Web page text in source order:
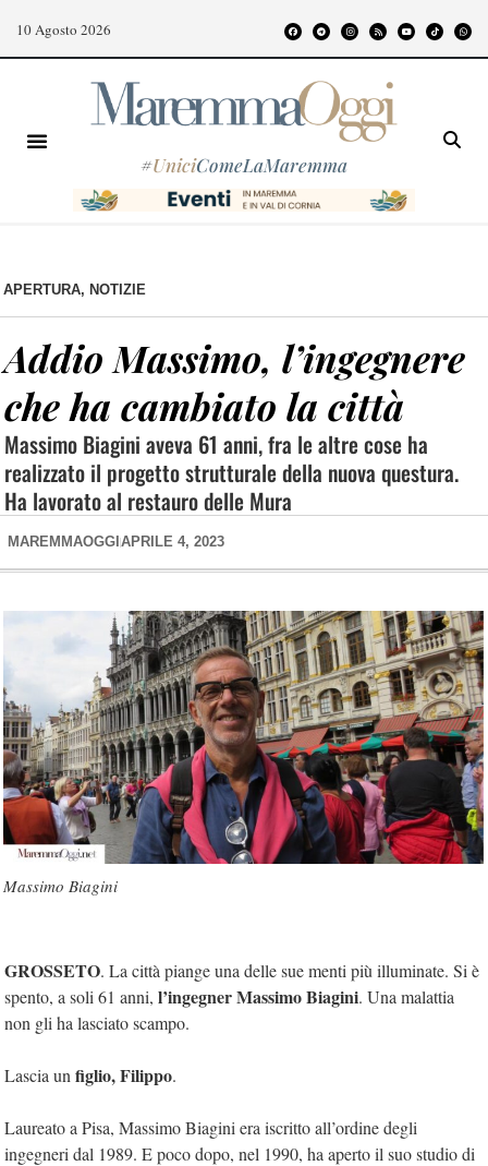
10 Agosto 2026
#UniciComeLaMaremma
APERTURA, NOTIZIE
Addio Massimo, l’ingegnere
che ha cambiato la città
Massimo Biagini aveva 61 anni, fra le altre cose ha
realizzato il progetto strutturale della nuova questura.
Ha lavorato al restauro delle Mura
MAREMMAOGGI APRILE 4, 2023
Massimo Biagini
GROSSETO. La città piange una delle sue menti più illuminate. Si è
spento, a soli 61 anni, l’ingegner Massimo Biagini. Una malattia
non gli ha lasciato scampo.
Lascia un figlio, Filippo.
Laureato a Pisa, Massimo Biagini era iscritto all’ordine degli
ingegneri dal 1989. E poco dopo, nel 1990, ha aperto il suo studio di